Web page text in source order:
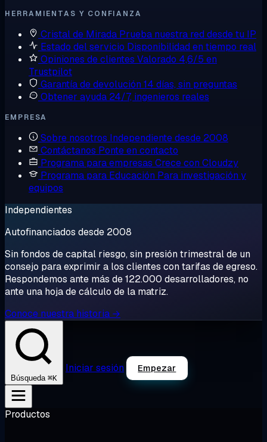
HERRAMIENTAS Y CONFIANZA
Cristal de Mirada Prueba nuestra red desde tu IP
Estado del servicio Disponibilidad en tiempo real
Opiniones de clientes Valorado 4,6/5 en
Trustpilot
Garantía de devolución 14 días, sin preguntas
Obtener ayuda 24/7, ingenieros reales
EMPRESA
Sobre nosotros Independiente desde 2008
Contáctanos Ponte en contacto
Programa para empresas Crece con Cloudzy
Programa para Educación Para investigación y
equipos
Independientes
Autofinanciados desde 2008
Sin fondos de capital riesgo, sin presión trimestral de un
consejo para exprimir a los clientes con tarifas de egreso.
Respondemos ante más de 122.000 desarrolladores, no
ante una hoja de cálculo de la matriz.
Conoce nuestra historia →
Búsqueda ⌘K
Iniciar sesión Empezar
Productos